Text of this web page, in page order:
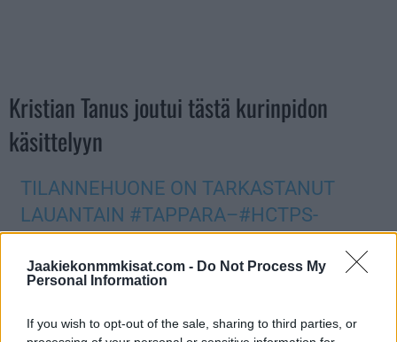
Jaakiekonmmkisat.com - Do Not Process My
Personal Information
If you wish to opt-out of the sale, sharing to third parties, or
Kristian Tanus joutui tästä kurinpidon
käsittelyyn
TILANNEHUONE ON TARKASTANUT
LAUANTAIN #TAPPARA–#HCTPS-
OTTELUSTA TILANTEEN AJASSA 54.34,
JOSSA TAPPARAN KRISTIAN TANUS
KÄSILLE. OTTELUSSA TILANTEESTA